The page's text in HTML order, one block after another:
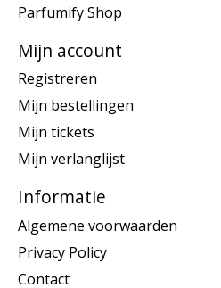
Parfumify Shop
Mijn account
Registreren
Mijn bestellingen
Mijn tickets
Mijn verlanglijst
Informatie
Algemene voorwaarden
Privacy Policy
Contact